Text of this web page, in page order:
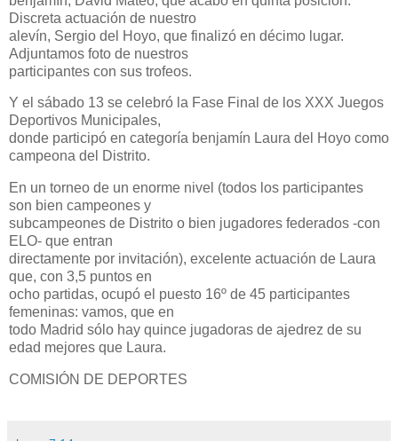
Discreta actuación de nuestro
alevín, Sergio del Hoyo, que finalizó en décimo lugar.
Adjuntamos foto de nuestros
participantes con sus trofeos.
Y el sábado 13 se celebró la Fase Final de los XXX Juegos
Deportivos Municipales,
donde participó en categoría benjamín Laura del Hoyo como
campeona del Distrito.
En un torneo de un enorme nivel (todos los participantes
son bien campeones y
subcampeones de Distrito o bien jugadores federados -con
ELO- que entran
directamente por invitación), excelente actuación de Laura
que, con 3,5 puntos en
ocho partidas, ocupó el puesto 16º de 45 participantes
femeninas: vamos, que en
todo Madrid sólo hay quince jugadoras de ajedrez de su
edad mejores que Laura.
COMISIÓN DE DEPORTES